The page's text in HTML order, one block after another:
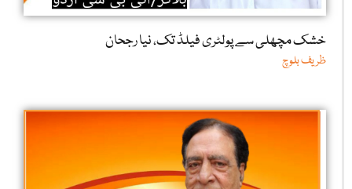
خشک مچھلی سے پولٹری فیلڈ تک، نیا رجحان
ظریف بلوچ